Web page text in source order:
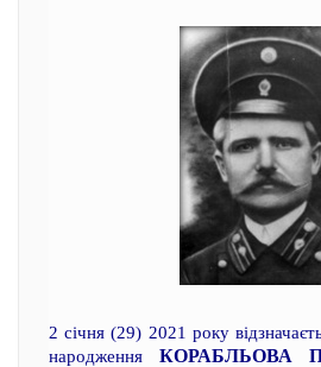
2 січня (29) 2021 року
народження КОРАБЛЬОВА